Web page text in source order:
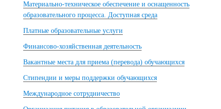
Материально-техническое обеспечение и оснащенность
образовательного процесса. Доступная среда
Платные образовательные услуги
Финансово-хозяйственная деятельность
Вакантные места для приема (перевода) обучающихся
Стипендии и меры поддержки обучающихся
Международное сотрудничество